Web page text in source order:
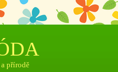
přírodě